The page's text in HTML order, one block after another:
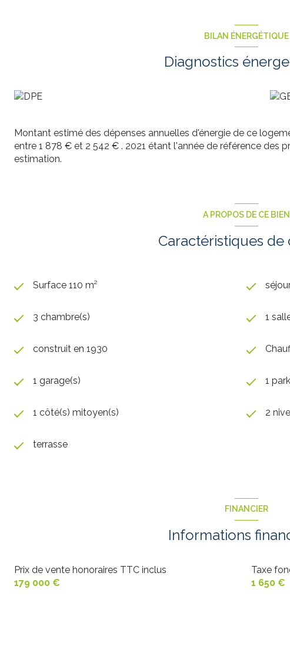
BILAN ÉNERGÉTIQUE
Diagnostics
Montant estimé des dépenses annuelles d'énergie de ce
entre 1 878 € et 2 542 € . 2021 étant l'année de référence des
estimation.
A PROPOS DE CE BIEN
Caractéristiques de
Surface 110 m²
3 chambre(s) 1
construit en 1930
1 garage(s) 1
1 côté(s) mitoyen(s) 2
terrasse
FINANCIER
Informations
Prix de vente honoraires TTC inclus
179 000 €
Taxe
1 650 €